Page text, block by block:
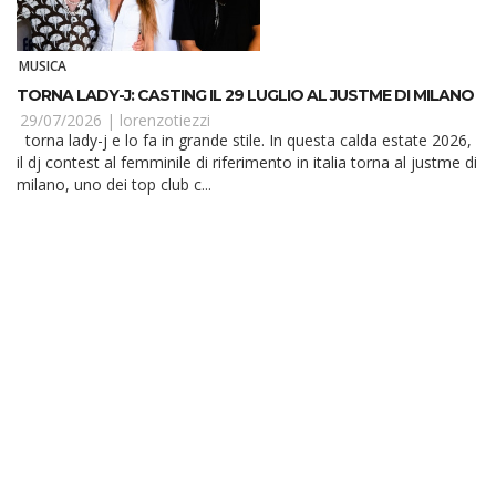
MUSICA
TORNA LADY-J: CASTING IL 29 LUGLIO AL JUSTME DI MILANO
29/07/2026 | lorenzotiezzi
torna lady-j e lo fa in grande stile. In questa calda estate 2026,
il dj contest al femminile di riferimento in italia torna al justme di
milano, uno dei top club c...